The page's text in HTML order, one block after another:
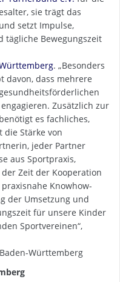
sie trägt das
setzt Impulse,
Bewegungszeit
. „Besonders
davon, dass mehrere
Zusätzlich zur
es fachliches,
Stärke von
jeder Partner
aus Sportpraxis,
Zeit der Kooperation
Knowhow-
der Umsetzung und
für unsere Kinder
Sportvereinen“,
Württemberg